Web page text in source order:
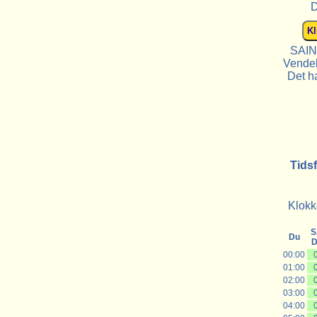
Det
Du
00:00
01:00
02:00
03:00
04:00